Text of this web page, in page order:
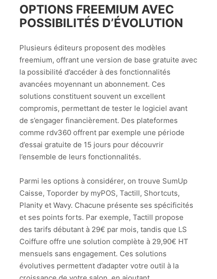
OPTIONS FREEMIUM AVEC
POSSIBILITÉS D’ÉVOLUTION
Plusieurs éditeurs proposent des modèles
freemium, offrant une version de base gratuite avec
la possibilité d’accéder à des fonctionnalités
avancées moyennant un abonnement. Ces
solutions constituent souvent un excellent
compromis, permettant de tester le logiciel avant
de s’engager financièrement. Des plateformes
comme rdv360 offrent par exemple une période
d’essai gratuite de 15 jours pour découvrir
l’ensemble de leurs fonctionnalités.
Parmi les options à considérer, on trouve SumUp
Caisse, Toporder by myPOS, Tactill, Shortcuts,
Planity et Wavy. Chacune présente ses spécificités
et ses points forts. Par exemple, Tactill propose
des tarifs débutant à 29€ par mois, tandis que LS
Coiffure offre une solution complète à 29,90€ HT
mensuels sans engagement. Ces solutions
évolutives permettent d’adapter votre outil à la